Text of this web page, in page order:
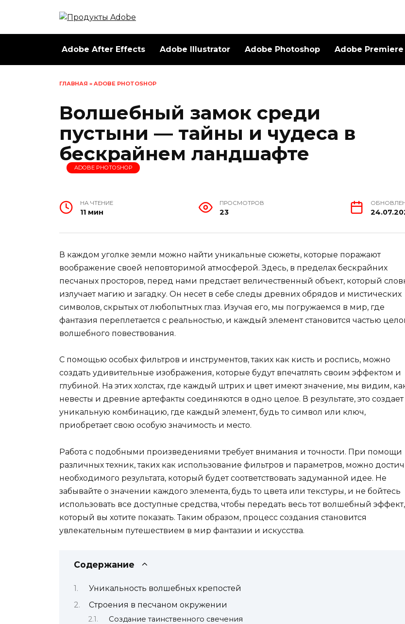
Adobe After Effects Adobe Illustrator Adobe Photoshop Adobe Premiere
ГЛАВНАЯ » ADOBE PHOTOSHOP
Волшебный замок среди
пустыни — тайны и чудеса в
бескрайнем ландшафте
ADOBE PHOTOSHOP
НА ЧТЕНИЕ
11 мин
ПРОСМОТРОВ
23
В каждом уголке земли можно найти уникальные сюжеты, которые поражают
воображение своей неповторимой атмосферой. Здесь, в пределах бескрайних
песчаных просторов, перед нами предстает величественный объект, который
излучает магию и загадку. Он несет в себе следы древних обрядов и мистических
символов, скрытых от любопытных глаз. Изучая его, мы погружаемся в мир, где
фантазия переплетается с реальностью, и каждый элемент становится частью
волшебного повествования.
С помощью особых фильтров и инструментов, таких как кисть и роспись, можно
создать удивительные изображения, которые будут впечатлять своим эффектом и
глубиной. На этих холстах, где каждый штрих и цвет имеют значение, мы видим,
невесты и древние артефакты соединяются в одно целое. В результате, это создает
уникальную комбинацию, где каждый элемент, будь то символ или ключ,
приобретает свою особую значимость и место.
Работа с подобными произведениями требует внимания и точности. При помощи
различных техник, таких как использование фильтров и параметров, можно
необходимого результата, который будет соответствовать задуманной идее. Не
забывайте о значении каждого элемента, будь то цвета или текстуры, и не бойтесь
использовать все доступные средства, чтобы передать весь тот волшебный эффект,
который вы хотите показать. Таким образом, процесс создания становится
увлекательным путешествием в мир фантазии и искусства.
Содержание
Уникальность волшебных крепостей
Строения в песчаном окружении
Создание таинственного свечения